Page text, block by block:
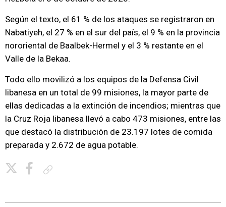
Según el texto, el 61 % de los ataques se registraron en
Nabatiyeh, el 27 % en el sur del país, el 9 % en la provincia
nororiental de Baalbek-Hermel y el 3 % restante en el
Valle de la Bekaa.
Todo ello movilizó a los equipos de la Defensa Civil
libanesa en un total de 99 misiones, la mayor parte de
ellas dedicadas a la extinción de incendios; mientras que
la Cruz Roja libanesa llevó a cabo 473 misiones, entre las
que destacó la distribución de 23.197 lotes de comida
preparada y 2.672 de agua potable.